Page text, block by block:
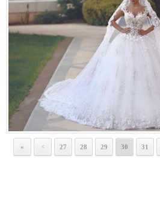
« < 27 28 29 30 31